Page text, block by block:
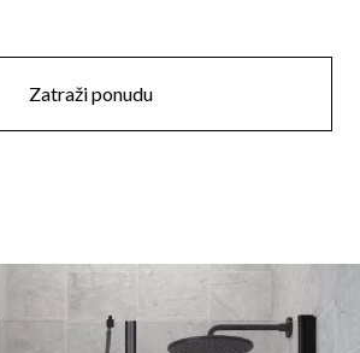
Zatraži ponudu